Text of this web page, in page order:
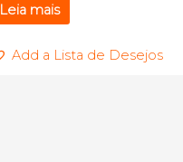
Leia mais
Add a Lista de Desejos